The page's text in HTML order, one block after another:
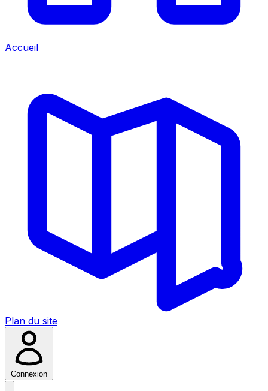
Accueil
Plan du site
Connexion